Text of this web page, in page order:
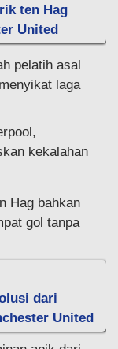
ten Hag
United
pelatih asal
laga
kekalahan
Hag bahkan
gol tanpa
dari
United